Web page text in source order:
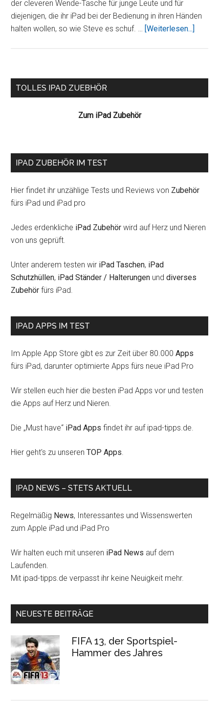
der cleveren Wende-Tasche für junge Leute und für
diejenigen, die ihr iPad bei der Bedienung in ihren Händen
halten wollen, so wie Steve es schuf. … [Weiterlesen...]
Seitenspalte
TOLLES IPAD ZUEBHÖR
Zum iPad Zubehör
IPAD ZUBEHÖR IM TEST
Hier findet ihr unzählige Tests und Reviews von Zubehör
fürs iPad und iPad pro
Jedes erdenkliche iPad Zubehör wird auf Herz und Nieren
von uns geprüft.
Unter anderem testen wir iPad Taschen, iPad
Schutzhüllen, iPad Ständer / Halterungen unddiverses
Zubehör fürs iPad.
IPAD APPS IM TEST
Im Apple App Store gibt es zur Zeit über 80.000Apps
fürs iPad, darunter optimierte Apps fürs neue iPad Pro
Wir stellen euch hier die besten iPad Apps vor und testen
die Apps auf Herz und Nieren.
Die „Must have“ iPad Apps findet ihr auf ipad-tipps.de.
Hier geht's zu unserenTOP Apps.
IPAD NEWS – STETS AKTUELL
Regelmäßig News, Interessantes und Wissenswerten
zum Apple iPad und iPad Pro
Wir halten euch mit unseren iPad News auf dem
Laufenden.
Mit ipad-tipps.de verpasst ihr keine Neuigkeit mehr.
NEUESTE BEITRÄGE
FIFA 13, der Sportspiel-
Hammer des Jahres